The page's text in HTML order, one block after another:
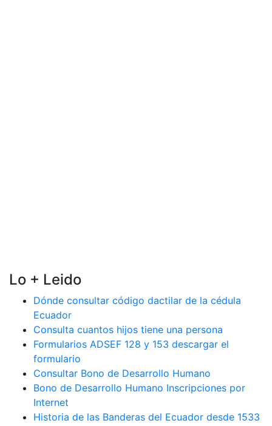
Lo + Leido
Dónde consultar código dactilar de la cédula
Ecuador
Consulta cuantos hijos tiene una persona
Formularios ADSEF 128 y 153 descargar el
formulario
Consultar Bono de Desarrollo Humano
Bono de Desarrollo Humano Inscripciones por
Internet
Historia de las Banderas del Ecuador desde 1533